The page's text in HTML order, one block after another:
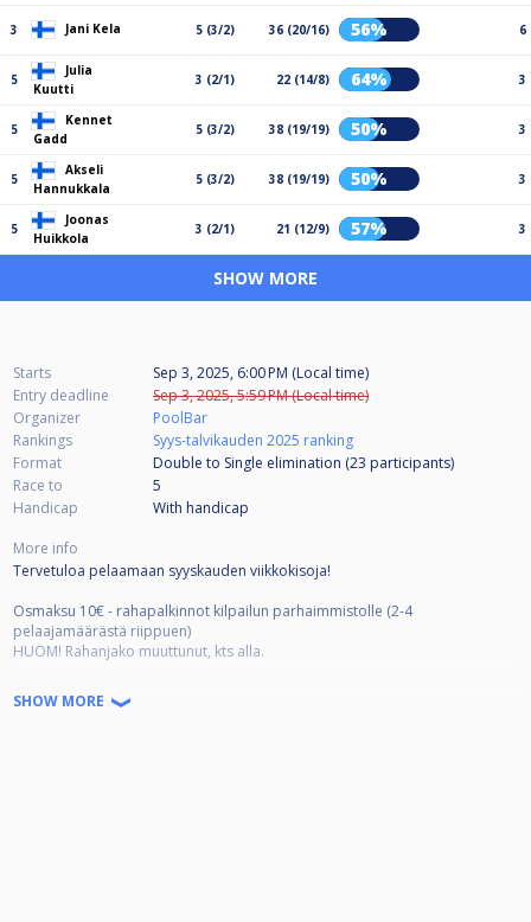
3 Jani Kela 5 (3/2) 36 (20/16) 56% 6
5
Julia
Kuutti
3 (2/1) 22 (14/8) 64% 3
5
Kennet
Gadd
5 (3/2) 38 (19/19) 50% 3
5
Akseli
Hannukkala
5 (3/2) 38 (19/19) 50% 3
5
Joonas
Huikkola
3 (2/1) 21 (12/9) 57% 3
SHOW MORE
Starts
Sep 3, 2025, 6:00 PM (Local time)
Entry deadline
Sep 3, 2025, 5:59 PM (Local time)
Organizer
PoolBar
Rankings
Syys-talvikauden 2025 ranking
Format
Double to Single elimination (23 participants)
Race to
5
Handicap
With handicap
More info
Tervetuloa pelaamaan syyskauden viikkokisoja!
Osmaksu 10€ - rahapalkinnot kilpailun parhaimmistolle (2-4
pelaajamäärästä riippuen)
HUOM! Rahanjako muuttunut, kts alla.
Rahanjako:
SHOW MORE